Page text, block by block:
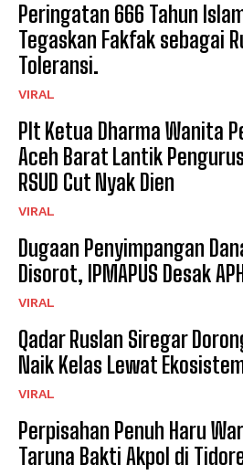
Peringatan 666 Tahun
Tegaskan Fakfak sebagai
Toleransi.
VIRAL
Plt Ketua Dharma Wanita
Aceh Barat Lantik Pengurus
RSUD Cut Nyak Dien
VIRAL
Dugaan Penyimpangan
Disorot, IPMAPUS Desak
VIRAL
Qadar Ruslan Siregar
Naik Kelas Lewat
VIRAL
Perpisahan Penuh Haru
Taruna Bakti Akpol di